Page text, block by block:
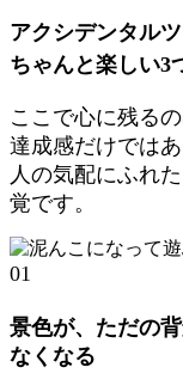
アクシデンタルツ
ちゃんと楽しい3
ここで心に残る
達成感だけでは
人の気配にふれ
覚です。
01
景色が、ただの
なくなる